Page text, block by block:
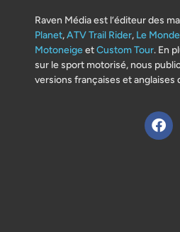
Raven Média est l’éditeur des
Planet,ATV Trail Rider, Le
MotoneigeetCustom Tour. En
sur le sport motorisé, nous
versions françaises et anglaises